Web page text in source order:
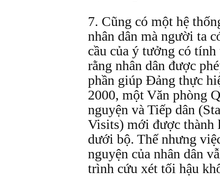
7. Cũng có một hệ
nhân dân mà người ta
cầu của ý tưởng có
rằng nhân dân được
phần giúp Ðảng thực
2000, một Văn phòng
nguyện và Tiếp dân
Visits) mới được thành
dưới bộ. Thế nhưng
nguyện của nhân dân
trình cứu xét tối hậu